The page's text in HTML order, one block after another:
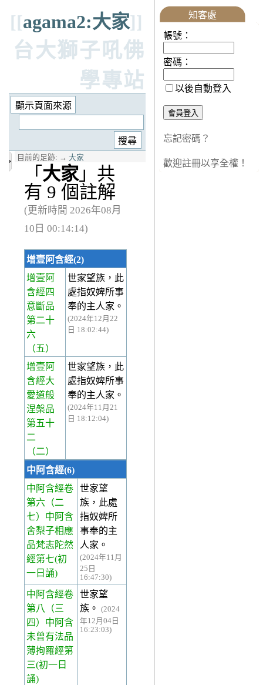
[[agama2:大家]]
台大獅子吼佛
學專站
目前的足跡: → 大家
「 大家」共
有 9 個註解
(更新時間 2026年08月
10日 00:14:14)
增壹阿含經(2)
增壹阿
含經四
意斷品
第二十
六
（五）
世家望族，此
處指奴婢所事
奉的主人家。
(2024年12月22
日 18:02:44)
增壹阿
含經大
愛道般
涅槃品
第五十
二
（二）
世家望族，此
處指奴婢所事
奉的主人家。
(2024年11月21
日 18:12:04)
中阿含經(6)
中阿含經卷
第六 （二
七）中阿含
舍梨子相應
品梵志陀然
經第七(初
一日誦)
世家望
族，此處
指奴婢所
事奉的主
人家。
(2024年11月
25日
16:47:30)
中阿含經卷
第八
（三
四）中阿含
未曾有法品
薄拘羅經第
三(初一日
誦)
世家望
族。
(2024
年12月04日
16:23:03)
知客處
帳號：
密碼：
以後自動登入
忘記密碼？
歡迎註冊以享全權！